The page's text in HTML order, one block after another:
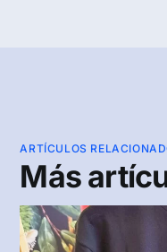
ARTÍCULOS
Más